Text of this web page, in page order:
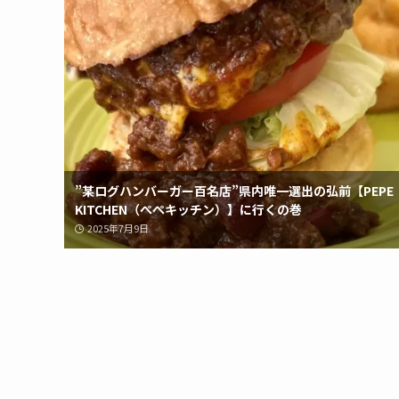
”某ログハンバーガー百名店”県内唯一選出の弘前【PEPE
KITCHEN（ぺぺキッチン）】に行くの巻
2025年7月9日